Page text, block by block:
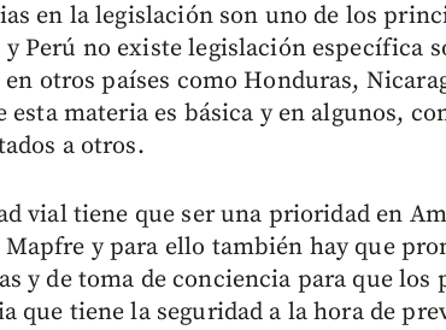
en la legislación son uno de los
y Perú no existe legislación específica
otros países como Honduras,
esta materia es básica y en algunos,
a otros.
vial tiene que ser una prioridad en
y para ello también hay que
y de toma de conciencia para que los
que tiene la seguridad a la hora de